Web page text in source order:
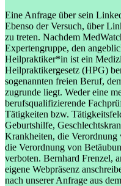
Eine Anfrage über sein
Ebenso der Versuch, über
zu treten. Nachdem
Expertengruppe, den
Heilpraktiker*in ist ein
Heilpraktikergesetz (HPG)
sogenannten freien Beruf,
zugrunde liegt. Weder eine
berufsqualifizierende
Tätigkeiten bzw.
Geburtshilfe,
Krankheiten, die
die Verordnung von
verboten. Bernhard Frenzel,
eigene Webpräsenz
nach unserer Anfrage aus